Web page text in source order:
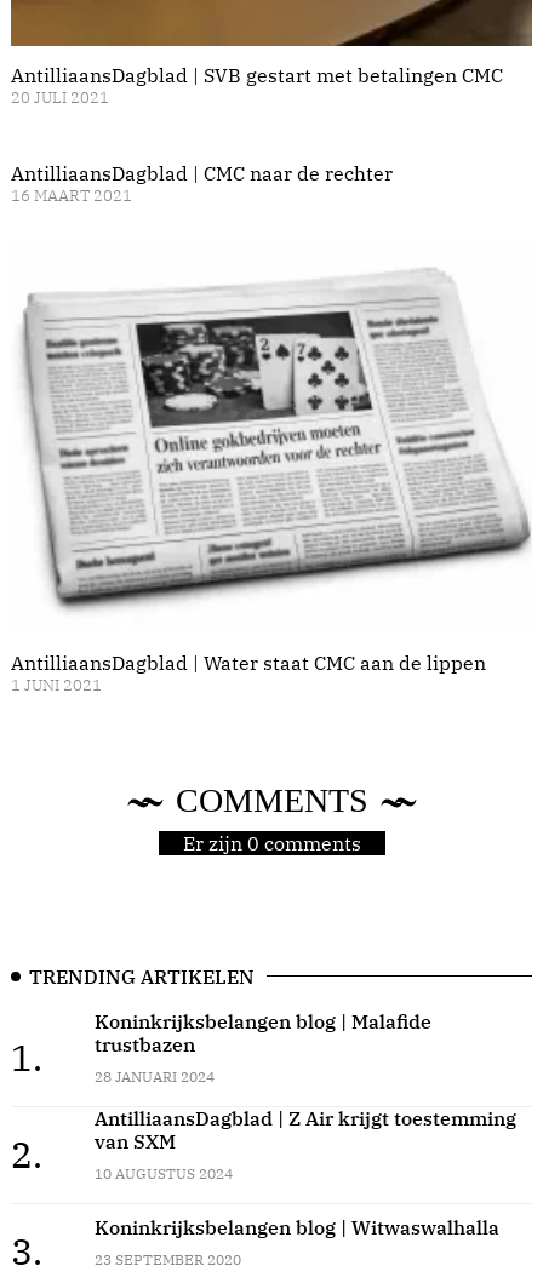
AntilliaansDagblad | SVB gestart met betalingen CMC
20 JULI 2021
AntilliaansDagblad | CMC naar de rechter
16 MAART 2021
AntilliaansDagblad | Water staat CMC aan de lippen
1 JUNI 2021
COMMENTS
Er zijn 0 comments
TRENDING ARTIKELEN
1.
Koninkrijksbelangen blog | Malafide
trustbazen
28 JANUARI 2024
2.
AntilliaansDagblad | Z Air krijgt toestemming
van SXM
10 AUGUSTUS 2024
3.
Koninkrijksbelangen blog | Witwaswalhalla
23 SEPTEMBER 2020